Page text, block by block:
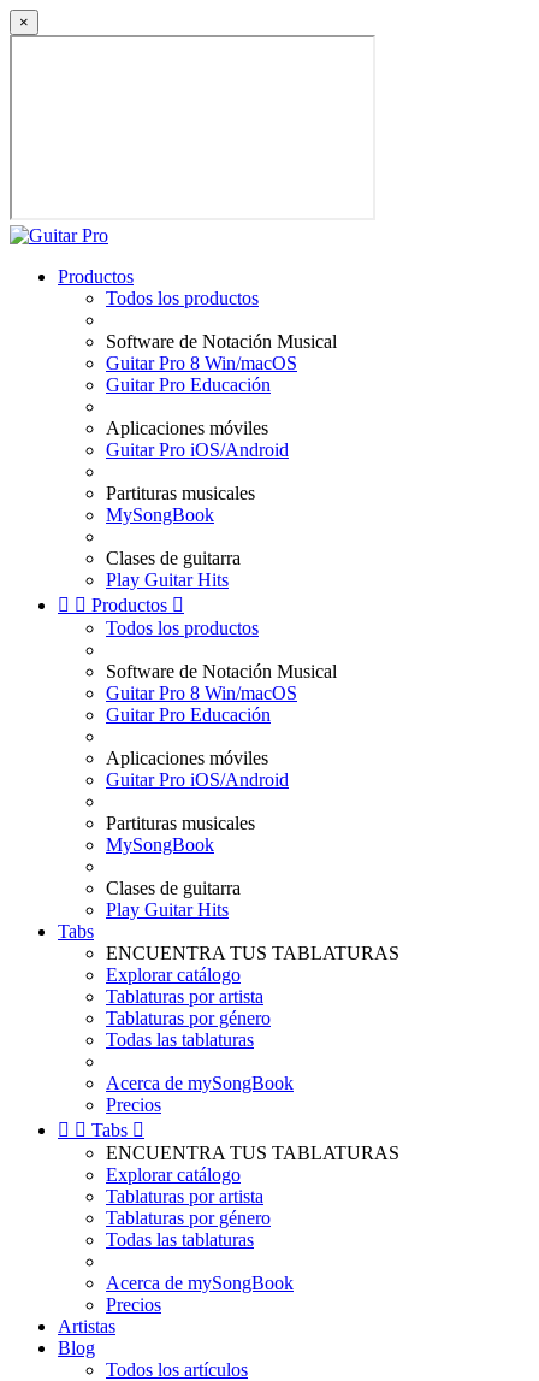
×
Productos
Todos los productos
Software de Notación Musical
Guitar Pro 8 Win/macOS
Guitar Pro Educación
Aplicaciones móviles
Guitar Pro iOS/Android
Partituras musicales
MySongBook
Clases de guitarra
Play Guitar Hits
  Productos 
Todos los productos
Software de Notación Musical
Guitar Pro 8 Win/macOS
Guitar Pro Educación
Aplicaciones móviles
Guitar Pro iOS/Android
Partituras musicales
MySongBook
Clases de guitarra
Play Guitar Hits
Tabs
ENCUENTRA TUS TABLATURAS
Explorar catálogo
Tablaturas por artista
Tablaturas por género
Todas las tablaturas
Acerca de mySongBook
Precios
  Tabs 
ENCUENTRA TUS TABLATURAS
Explorar catálogo
Tablaturas por artista
Tablaturas por género
Todas las tablaturas
Acerca de mySongBook
Precios
Artistas
Blog
Todos los artículos